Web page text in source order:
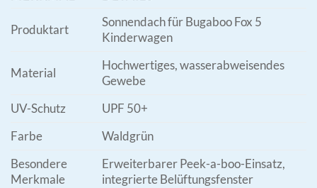
Produktart
Sonnendach für Bugaboo Fox 5
Kinderwagen
Material
Hochwertiges, wasserabweisendes
Gewebe
UV-Schutz
UPF 50+
Farbe
Waldgrün
Besondere
Merkmale
Erweiterbarer Peek-a-boo-Einsatz,
integrierte Belüftungsfenster